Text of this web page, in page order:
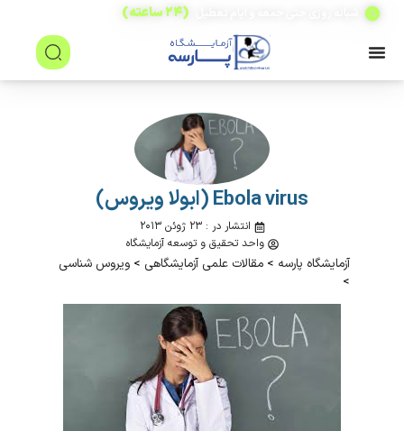
(۲۴ ساعته)
Ebola virus (ابولا ویروس)
انتشار در : ۲۳ ژوئن ۲۰۱۳
واحد تحقیق و توسعه آزمایشگاه
آزمایشگاه پارسه > مقالات علمی آزمایشگاهی > ویروس شناسی
>